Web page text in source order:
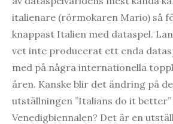
italienare (rörmokaren Mario) så
knappast Italien med dataspel.
vet inte producerat ett enda
med på några internationella
åren. Kanske blir det ändring på
utställningen ”Italians do it better”
Venedigbiennalen? Det är en